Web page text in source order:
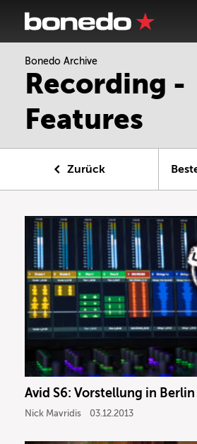
Bonedo Archive
Recording -
Features
Zurück
Avid S6: Vorstellung in Berlin
Nick Mavridis 03.12.2013